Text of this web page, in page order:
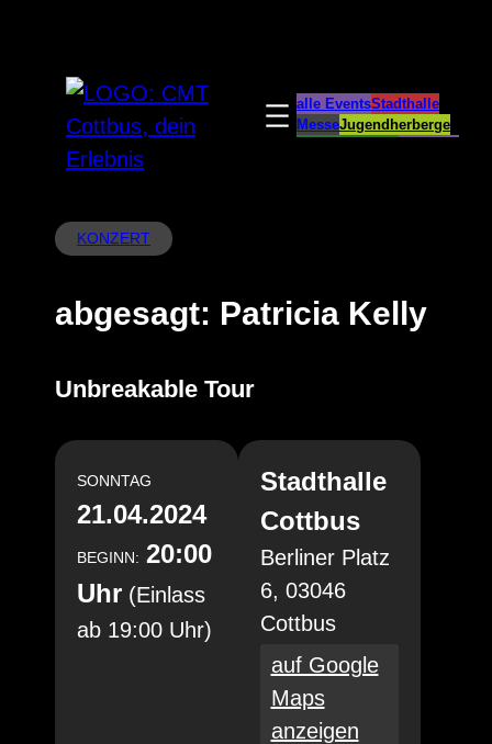
springen
alle EventsStadthalle
MesseJugendherberge
KONZERT
abgesagt: Patricia Kelly
Unbreakable Tour
SONNTAG
21.04.2024
BEGINN: 20:00
Uhr (Einlass
ab 19:00 Uhr)
Stadthalle
Cottbus
Berliner Platz
6, 03046
Cottbus
auf Google
Maps
anzeigen